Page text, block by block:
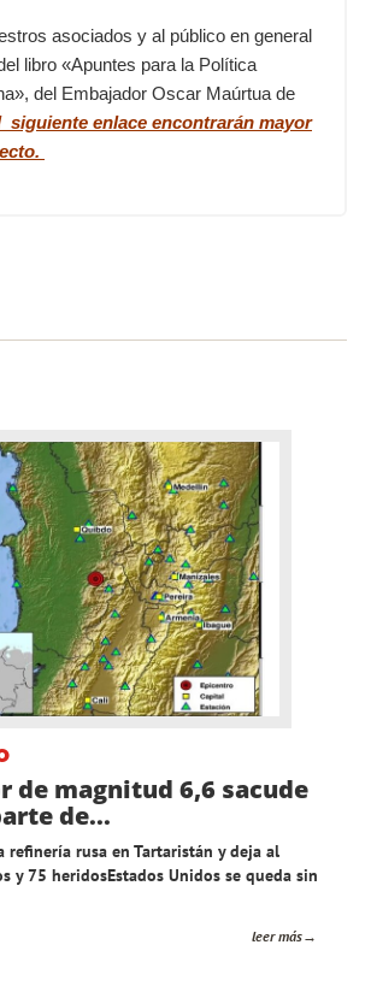
asociados y al público en general
libro «Apuntes para la Política
del Embajador Oscar Maúrtua de
siguiente enlace encontrarán mayor
de magnitud 6,6 sacude
de...
refinería rusa en Tartaristán y deja al
y 75 heridosEstados Unidos se queda sin
leer más